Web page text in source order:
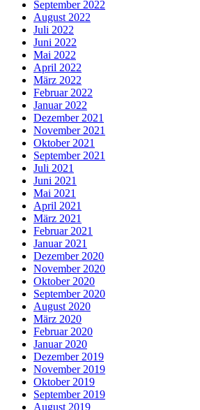
September 2022
August 2022
Juli 2022
Juni 2022
Mai 2022
April 2022
März 2022
Februar 2022
Januar 2022
Dezember 2021
November 2021
Oktober 2021
September 2021
Juli 2021
Juni 2021
Mai 2021
April 2021
März 2021
Februar 2021
Januar 2021
Dezember 2020
November 2020
Oktober 2020
September 2020
August 2020
März 2020
Februar 2020
Januar 2020
Dezember 2019
November 2019
Oktober 2019
September 2019
August 2019